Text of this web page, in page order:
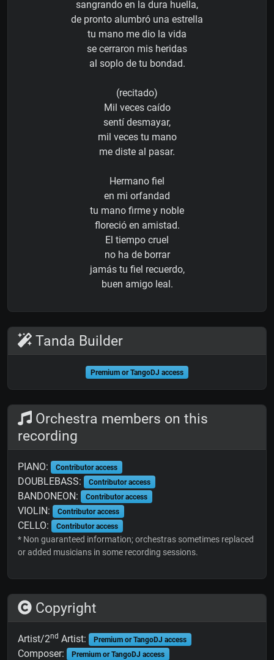
sangrando en la dura huella,
de pronto alumbró una estrella
tu mano me dio la vida
se cerraron mis heridas
al soplo de tu bondad.
(recitado)
Mil veces caído
sentí desmayar,
mil veces tu mano
me diste al pasar.
Hermano fiel
en mi orfandad
tu mano firme y noble
floreció en amistad.
El tiempo cruel
no ha de borrar
jamás tu fiel recuerdo,
buen amigo leal.
Tanda Builder
Premium or TangoDJ access
Orchestra members on this
recording
PIANO: Contributor access
DOUBLEBASS: Contributor access
BANDONEON: Contributor access
VIOLIN: Contributor access
CELLO: Contributor access
* Non guaranteed information; orchestras sometimes replaced
or added musicians in some recording sessions.
Copyright
Artist/2nd Artist: Premium or TangoDJ access
Composer: Premium or TangoDJ access